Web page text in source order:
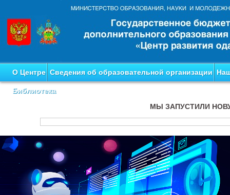
О Центре Сведения об образовательной организации
Библиотека
МЫ ЗАПУСТИЛИ